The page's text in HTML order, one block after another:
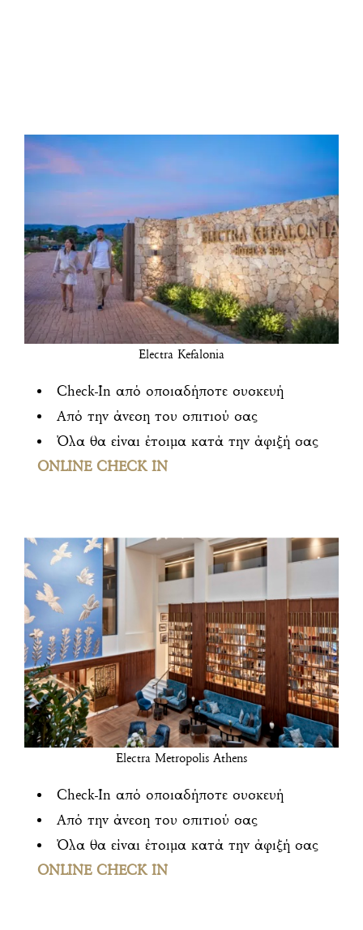
Electra Kefalonia
Check-In από οποιαδήποτε συσκευή
Από την άνεση του σπιτιού σας
Όλα θα είναι έτοιμα κατά την άφιξή σας
ONLINE CHECK IN
Electra Metropolis Athens
Check-In από οποιαδήποτε συσκευή
Από την άνεση του σπιτιού σας
Όλα θα είναι έτοιμα κατά την άφιξή σας
ONLINE CHECK IN